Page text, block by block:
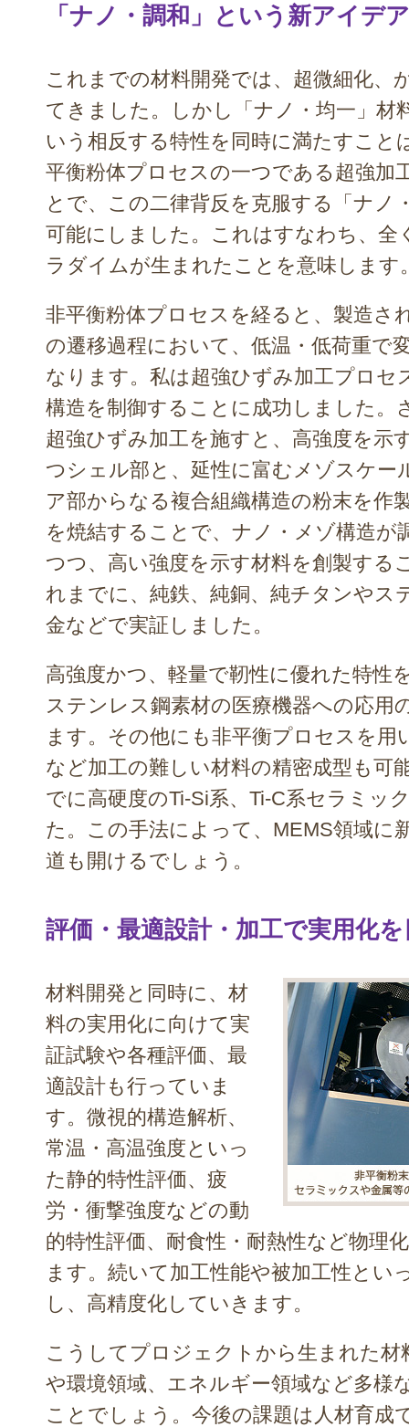
「ナノ・調和」という新アイデア
これまでの材料開発では、超微細化、
てきました。しかし「ナノ・均一」材
いう相反する特性を同時に満たすこと
平衡粉体プロセスの一つである超強加
とで、この二律背反を克服する「ナノ
可能にしました。これはすなわち、全
ラダイムが生まれたことを意味します
非平衡粉体プロセスを経ると、製造さ
の遷移過程において、低温・低荷重で
なります。私は超強ひずみ加工プロセ
構造を制御することに成功しました。
超強ひずみ加工を施すと、高強度を示
つシェル部と、延性に富むメゾスケー
ア部からなる複合組織構造の粉末を作
を焼結することで、ナノ・メゾ構造が
つつ、高い強度を示す材料を創製する
れまでに、純鉄、純銅、純チタンやス
金などで実証しました。
高強度かつ、軽量で靭性に優れた特性
ステンレス鋼素材の医療機器への応用
ます。その他にも非平衡プロセスを用
など加工の難しい材料の精密成型も可
でに高硬度のTi-Si系、Ti-C系セラミッ
た。この手法によって、MEMS領域に
道も開けるでしょう。
評価・最適設計・加工で実用化
材料開発と同時に、材
料の実用化に向けて実
証試験や各種評価、最
適設計も行っていま
す。微視的構造解析、
常温・高温強度といっ
た静的特性評価、疲
労・衝撃強度などの動
的特性評価、耐食性・耐熱性など物理
ます。続いて加工性能や被加工性とい
し、高精度化していきます。
こうしてプロジェクトから生まれた材
や環境領域、エネルギー領域など多様
ことでしょう。今後の課題は人材育成